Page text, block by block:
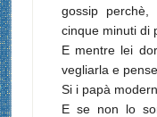
gossip
cinque minuti di
E mentre lei
vegliarla e
Si i papà
E se non lo